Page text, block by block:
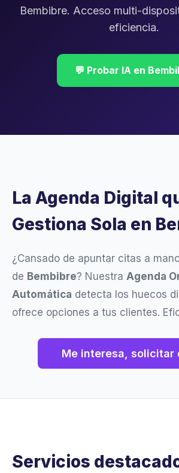
Bembibre. Acceso multi-
eficiencia.
💬 Probar IA en
La Agenda Digital
Gestiona Sola en
¿Cansado de apuntar citas a
de Bembibre? Nuestra Agenda
Automática detecta los huecos
ofrece opciones a tus clientes.
Me interesa, solicitar
Servicios